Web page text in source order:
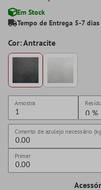
Em Stock
Tempo de Entrega 5-7
Cor: Antracite
Amostra
Cimento de azulejo necessário
Primer